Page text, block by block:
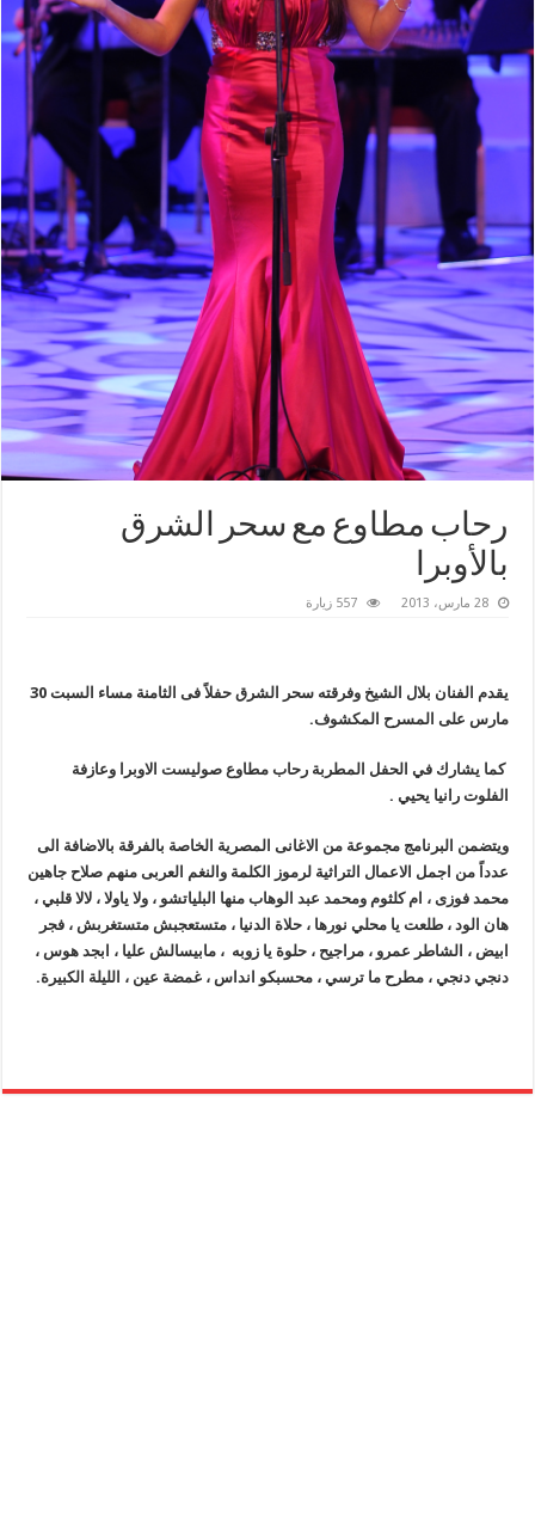
رحاب مطاوع مع سحر الشرق
بالأوبرا
28 مارس، 2013 557 زيارة
يقدم الفنان بلال الشيخ وفرقته سحر الشرق حفلاً فى الثامنة مساء السبت 30
مارس على المسرح المكشوف.
كما يشارك في الحفل المطربة رحاب مطاوع صوليست الاوبرا وعازفة
الفلوت رانيا يحيي .
ويتضمن البرنامج مجموعة من الاغانى المصرية الخاصة بالفرقة بالاضافة الى
عدداً من اجمل الاعمال التراثية لرموز الكلمة والنغم العربى منهم صلاح جاهين
محمد فوزى ، ام كلثوم ومحمد عبد الوهاب منها البلياتشو ، ولا ياولا ، لالا قلبي ،
هان الود ، طلعت يا محلي نورها ، حلاة الدنيا ، متستعجبش متستغربش ، فجر
ابيض ، الشاطر عمرو ، مراجيح ، حلوة يا زوبه ، مابيسالش عليا ، ابجد هوس ،
دنجي دنجي ، مطرح ما ترسي ، محسبكو انداس ، غمضة عين ، الليلة الكبيرة.